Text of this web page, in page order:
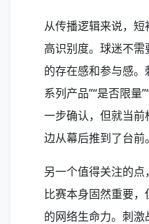
从传播逻辑来说，
高识别度。球迷不
的存在感和参与感
系列产品”“是否限
一步确认，但就当
边从幕后推到了台前。
另一个值得关注的点
比赛本身固然重要
的网络生命力。刺